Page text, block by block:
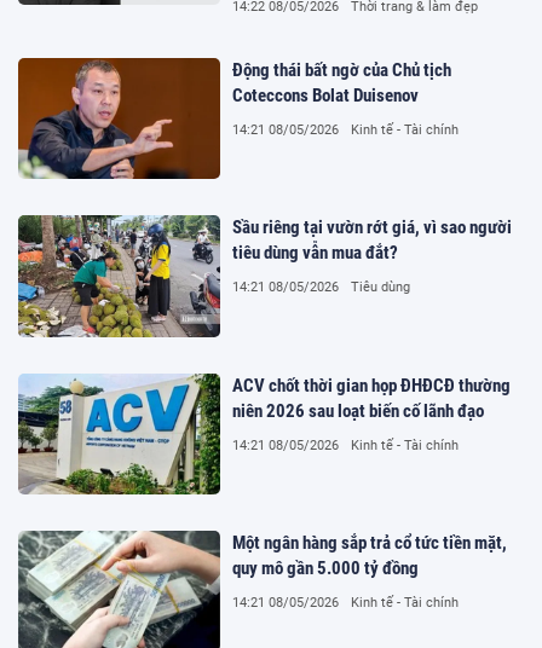
14:22 08/05/2026 Thời trang & làm đẹp
Động thái bất ngờ của Chủ tịch
Coteccons Bolat Duisenov
14:21 08/05/2026 Kinh tế - Tài chính
Sầu riêng tại vườn rớt giá, vì sao người
tiêu dùng vẫn mua đắt?
14:21 08/05/2026 Tiêu dùng
ACV chốt thời gian họp ĐHĐCĐ thường
niên 2026 sau loạt biến cố lãnh đạo
14:21 08/05/2026 Kinh tế - Tài chính
Một ngân hàng sắp trả cổ tức tiền mặt,
quy mô gần 5.000 tỷ đồng
14:21 08/05/2026 Kinh tế - Tài chính